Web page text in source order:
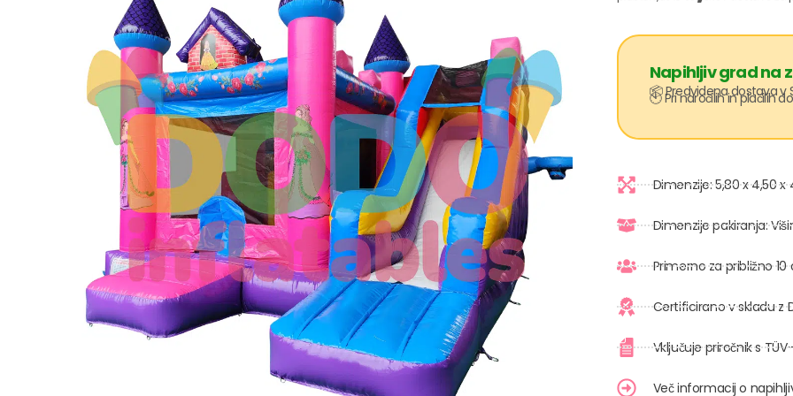
Napihljiv grad na
📦 Predvidena dostava v
🕙 Pri naročilih in plačilih
Dimenzije: 5,80 x 4,50 x
Dimenzije pakiranja:
Primerno za približno
Certificirano v skladu z
Vključuje priročnik s
Več informacij o